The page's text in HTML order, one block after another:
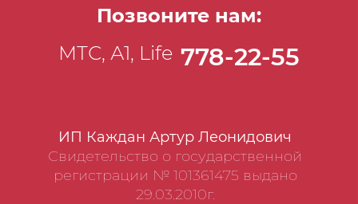
ИП Каждан Артур Леонидович
Свидетельство о государственной
регистрации № 101361475 выдано
29.03.2010г.
Позвоните нам:
МТС, А1, Life 778-22-55